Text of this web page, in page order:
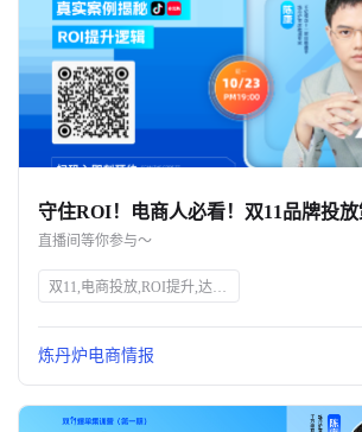
电商解决方案
资源中心
新闻中心
活动中心
关于我们
公司介绍
商机推荐
行业报告
守住ROI！电商人必看！双11品牌投
直播间等你参与～
双11,电商投放,ROI提升,达人筛选,预算控制,品牌策略,抖、红平台,炼丹炉大数据,知衣科技,AI科技
炼丹炉电商情报